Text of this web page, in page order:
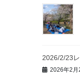
2026/2/23
2026年2月